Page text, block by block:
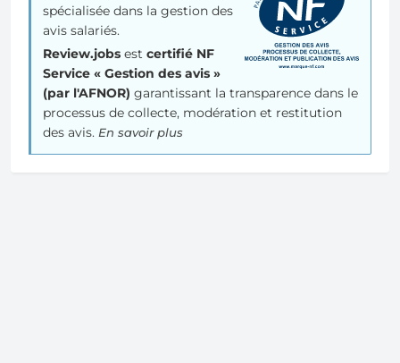
spécialisée dans la gestion des
avis salariés.
Review.jobs est certifié NF
Service « Gestion des avis »
(par l'AFNOR) garantissant la transparence dans le
processus de collecte, modération et restitution
des avis. En savoir plus